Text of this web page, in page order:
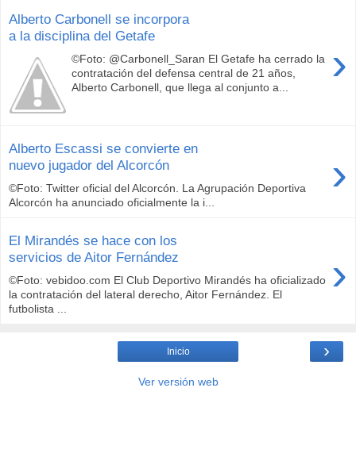
Alberto Carbonell se incorpora
a la disciplina del Getafe
›
©Foto: @Carbonell_Saran El Getafe ha cerrado la
contratación del defensa central de 21 años,
Alberto Carbonell, que llega al conjunto a...
Alberto Escassi se convierte en
nuevo jugador del Alcorcón
›
©Foto: Twitter oficial del Alcorcón. La Agrupación Deportiva
Alcorcón ha anunciado oficialmente la i...
El Mirandés se hace con los
servicios de Aitor Fernández
›
©Foto: vebidoo.com El Club Deportivo Mirandés ha oficializado
la contratación del lateral derecho, Aitor Fernández. El
futbolista ...
›
Inicio
Ver versión web